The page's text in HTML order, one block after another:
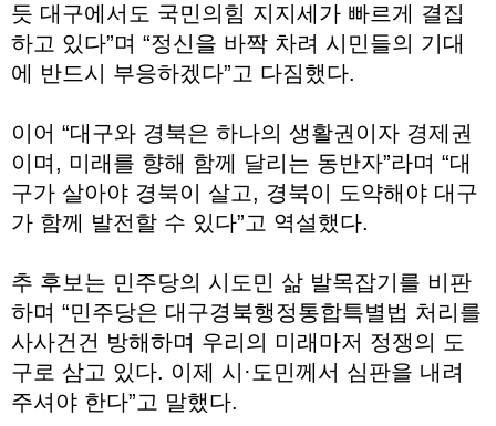
듯 대구에서도 국민의힘 지지세가 빠르게 결집
하고 있다”며 “정신을 바짝 차려 시민들의 기대
에 반드시 부응하겠다”고 다짐했다.
이어 “대구와 경북은 하나의 생활권이자 경제권
이며, 미래를 향해 함께 달리는 동반자”라며 “대
구가 살아야 경북이 살고, 경북이 도약해야 대구
가 함께 발전할 수 있다”고 역설했다.
추 후보는 민주당의 시도민 삶 발목잡기를 비판
하며 “민주당은 대구경북행정통합특별법 처리를
사사건건 방해하며 우리의 미래마저 정쟁의 도
구로 삼고 있다. 이제 시·도민께서 심판을 내려
주셔야 한다”고 말했다.